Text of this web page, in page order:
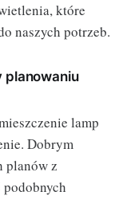
które
naszych potrzeb.
planowaniu
lamp
Dobrym
planów z